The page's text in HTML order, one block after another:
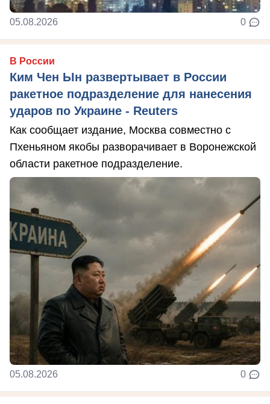
05.08.2026 0
В России
Ким Чен Ын развертывает в России
ракетное подразделение для нанесения
ударов по Украине - Reuters
Как сообщает издание, Москва совместно с
Пхеньяном якобы разворачивает в Воронежской
области ракетное подразделение.
05.08.2026 0